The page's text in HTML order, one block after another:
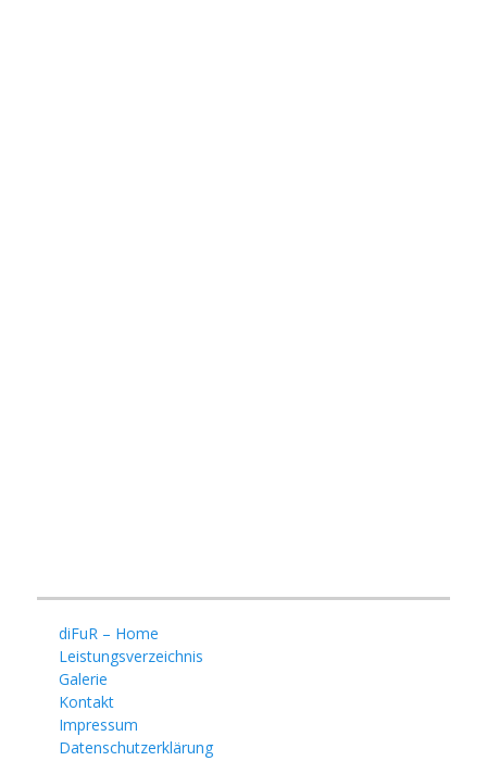
diFuR – Home
Leistungsverzeichnis
Galerie
Kontakt
Impressum
Datenschutzerklärung